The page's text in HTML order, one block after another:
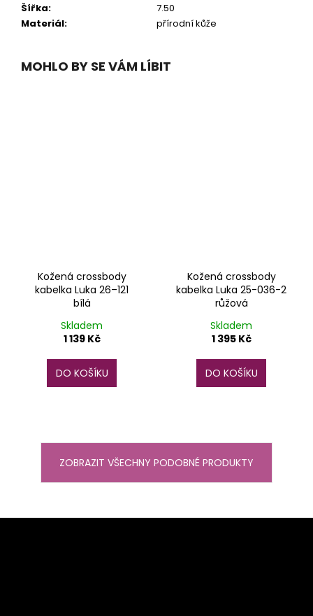
Šířka:
7.50
Materiál: přírodní kůže
MOHLO BY SE VÁM LÍBIT
Kožená crossbody
kabelka Luka 26–121
bílá
Skladem
1 139 Kč
DO KOŠÍKU
Kožená crossbody
kabelka Luka 25-036-2
růžová
Skladem
1 395 Kč
DO KOŠÍKU
ZOBRAZIT VŠECHNY PODOBNÉ PRODUKTY
Z